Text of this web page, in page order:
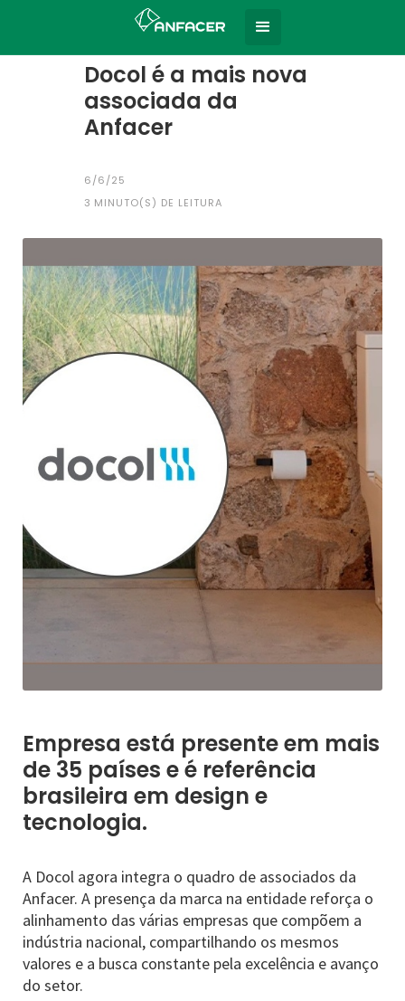
Todas as notícias
Docol é a mais nova
associada da
Anfacer
6/6/25
3 MINUTO(S) DE LEITURA
Empresa está presente em mais
de 35 países e é referência
brasileira em design e
tecnologia.
A Docol agora integra o quadro de associados da
Anfacer. A presença da marca na entidade reforça o
alinhamento das várias empresas que compõem a
indústria nacional, compartilhando os mesmos
valores e a busca constante pela excelência e avanço
do setor.